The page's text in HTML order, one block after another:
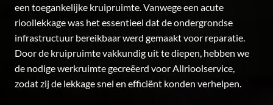
een toegankelijke kruipruimte. Vanwege een acute
rioollekkage was het essentieel dat de ondergrondse
infrastructuur bereikbaar werd gemaakt voor reparatie.
Door de kruipruimte vakkundig uit te diepen, hebben we
de nodige werkruimte gecreëerd voor Allrioolservice,
zodat zij de lekkage snel en efficiënt konden verhelpen.